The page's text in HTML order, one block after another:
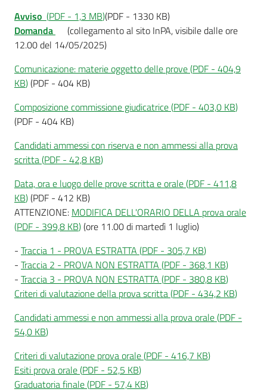
Avviso (PDF - 1,3 MB)(PDF - 1330 KB)
Domanda
(collegamento al sito InPA, visibile dalle ore
12.00 del 14/05/2025)
Comunicazione: materie oggetto delle prove(PDF - 404,9
KB)(PDF - 404 KB)
Composizione commissione giudicatrice(PDF - 403,0 KB)
(PDF - 404 KB)
Candidati ammessi con riserva e non ammessi alla prova
scritta(PDF - 42,8 KB)
Data, ora e luogo delle prove scritta e orale(PDF - 411,8
KB)(PDF - 412 KB)
ATTENZIONE: MODIFICA DELL'ORARIO DELLA prova orale
(PDF - 399,8 KB)(ore 11.00 di martedì 1 luglio)
- Traccia 1 - PROVA ESTRATTA (PDF - 305,7 KB)
- Traccia 2 - PROVA NON ESTRATTA (PDF - 368,1 KB)
- Traccia 3 - PROVA NON ESTRATTA (PDF - 380,8 KB)
Criteri di valutazione della prova scritta(PDF - 434,2 KB)
Candidati ammessi e non ammessi alla prova orale(PDF -
54,0 KB)
Criteri di valutazione prova orale(PDF - 416,7 KB)
Esiti prova orale(PDF - 52,5 KB)
Graduatoria finale(PDF - 57,4 KB)